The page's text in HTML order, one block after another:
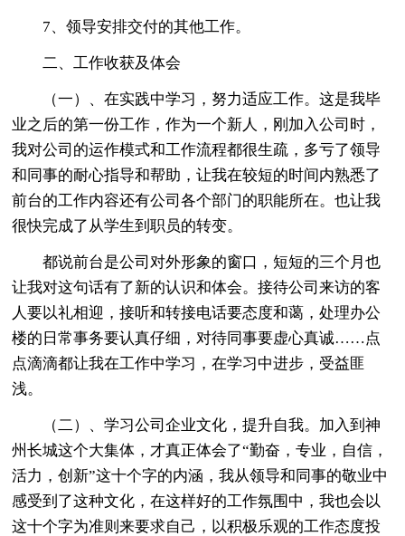
7、领导安排交付的其他工作。
二、工作收获及体会
（一）、在实践中学习，努力适应工作。这是我毕
业之后的第一份工作，作为一个新人，刚加入公司时，
我对公司的运作模式和工作流程都很生疏，多亏了领导
和同事的耐心指导和帮助，让我在较短的时间内熟悉了
前台的工作内容还有公司各个部门的职能所在。也让我
很快完成了从学生到职员的转变。
都说前台是公司对外形象的窗口，短短的三个月也
让我对这句话有了新的认识和体会。接待公司来访的客
人要以礼相迎，接听和转接电话要态度和蔼，处理办公
楼的日常事务要认真仔细，对待同事要虚心真诚……点
点滴滴都让我在工作中学习，在学习中进步，受益匪
浅。
（二）、学习公司企业文化，提升自我。加入到神
州长城这个大集体，才真正体会了“勤奋，专业，自信，
活力，创新”这十个字的内涵，我从领导和同事的敬业中
感受到了这种文化，在这样好的工作氛围中，我也会以
这十个字为准则来要求自己，以积极乐观的工作态度投